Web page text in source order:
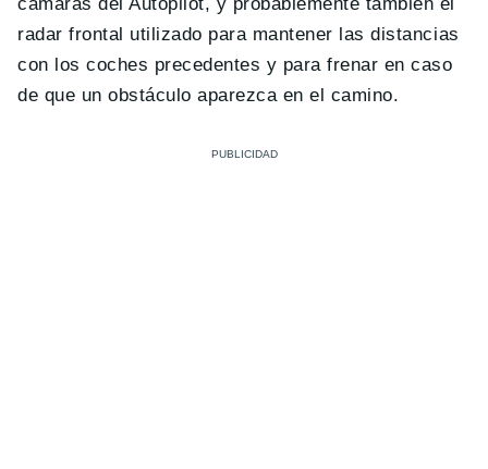
radar frontal utilizado para mantener las distancias
con los coches precedentes y para frenar en caso
de que un obstáculo aparezca en el camino.